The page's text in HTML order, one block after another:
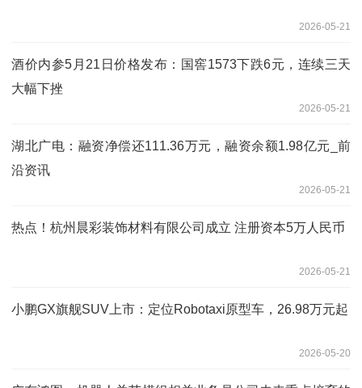
2026-05-21
酒价内参5月21日价格发布：国窖1573下跌6元，连续三天
大幅下挫
2026-05-21
湖北广电：融资净偿还111.36万元，融资余额1.98亿元_前
沿资讯
2026-05-21
热点！杭州晨彩装饰材料有限公司成立 注册资本5万人民币
2026-05-21
小鹏GX旗舰SUV上市：定位Robotaxi原型车，26.98万元起
2026-05-20